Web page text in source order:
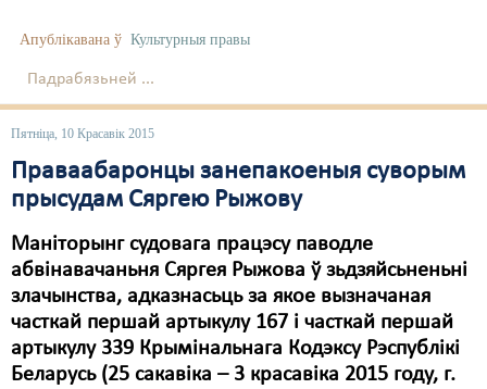
Апублікавана ў Культурныя правы
Падрабязьней ...
Пятніца, 10 Красавік 2015
Праваабаронцы занепакоеныя суворым
прысудам Сяргею Рыжову
Маніторынг судовага працэсу паводле
абвінавачаньня Сяргея Рыжова ў зьдзяйсьненьні
злачынства, адказнасьць за якое вызначаная
часткай першай артыкулу 167 i часткай першай
артыкулу 339 Крымінальнага Кодэксу Рэспублікі
Беларусь (25 сакавіка – 3 красавіка 2015 году, г.